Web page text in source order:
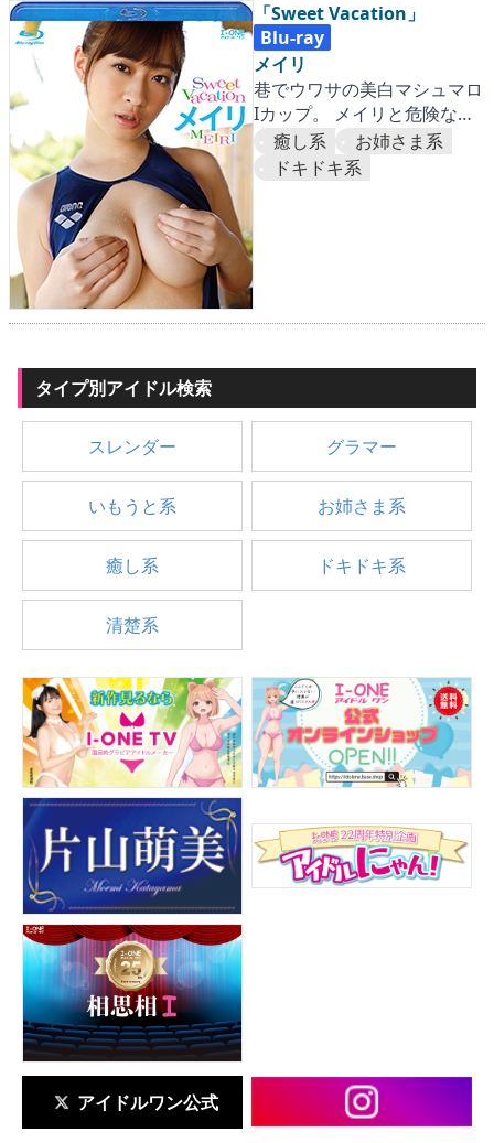
「Sweet Vacation」
Blu-ray
メイリ
巷でウワサの美白マシュマロ
Iカップ。 メイリと危険なア
バンチュールはいかが？
癒し系
お姉さま系
ドキドキ系
タイプ別アイドル検索
スレンダー グラマー
いもうと系 お姉さま系
癒し系 ドキドキ系
清楚系
アイドルワン公式